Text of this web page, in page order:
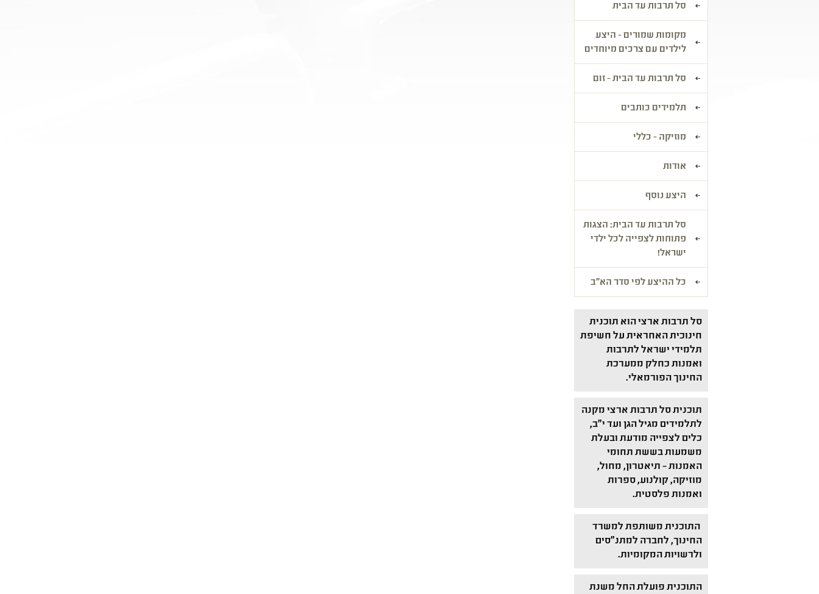
סל תרבות עד הבית
מקומות שמורים - היצע
לילדים עם צרכים מיוחדים
סל תרבות עד הבית - זום
תלמידים כותבים
מוזיקה - כללי
אודות
היצע נוסף
סל תרבות עד הבית: הצגות
פתוחות לצפייה לכל ילדי
ישראל!
כל ההיצע לפי סדר הא"ב
סל תרבות ארצי הוא תוכנית
חינוכית האחראית על חשיפת
תלמידי ישראל לתרבות
ואמנות כחלק ממערכת
החינוך הפורמאלי.
תוכנית סל תרבות ארצי מקנה
לתלמידים מגיל הגן ועד י"ב,
כלים לצפייה מודעת ובעלת
משמעות בששת תחומי
האמנות – תיאטרון, מחול,
מוזיקה, קולנוע, ספרות
ואמנות פלסטית.
התוכנית משותפת למשרד
החינוך, לחברה למתנ"סים
ולרשויות המקומיות.
התוכנית פועלת החל משנת